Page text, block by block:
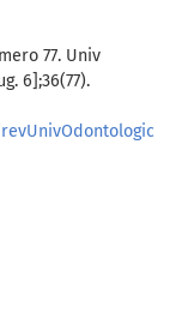
77. Univ
6];36(77).